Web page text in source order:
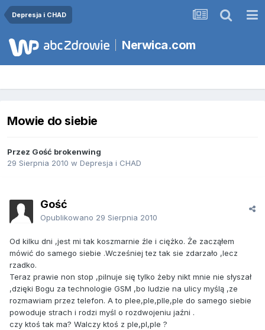
Depresja i CHAD
Nerwica.com
Mowie do siebie
Przez Gość brokenwing
29 Sierpnia 2010 w Depresja i CHAD
Gość
Opublikowano 29 Sierpnia 2010
Od kilku dni ,jest mi tak koszmarnie źle i ciężko. Że zacząłem
mówić do samego siebie .Wcześniej tez tak sie zdarzało ,lecz
rzadko.
Teraz prawie non stop ,pilnuje się tylko żeby nikt mnie nie słyszał
,dzięki Bogu za technologie GSM ,bo ludzie na ulicy myślą ,ze
rozmawiam przez telefon. A to plee,ple,plle,ple do samego siebie
powoduje strach i rodzi myśl o rozdwojeniu jaźni .
czy ktoś tak ma? Walczy ktoś z ple,pl,ple ?